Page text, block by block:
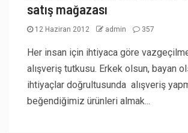
satış mağazası
12 Haziran 2012 admin 357
Her insan için ihtiyaca göre
alışveriş tutkusu. Erkek olsun, bayan
ihtiyaçlar doğrultusunda alışveriş
beğendiğimiz ürünleri almak...